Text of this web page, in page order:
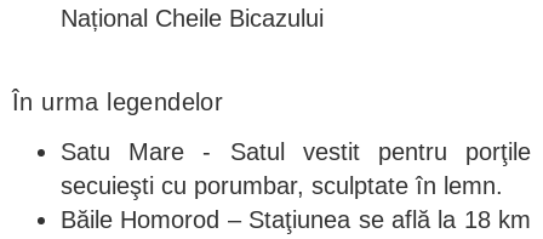
Național Cheile Bicazului
În urma legendelor
Satu Mare - Satul vestit pentru porţile
secuieşti cu porumbar, sculptate în lemn.
Băile Homorod – Staţiunea se află la 18 km